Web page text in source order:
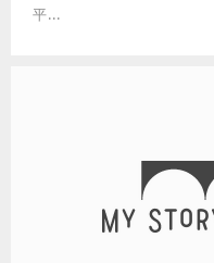
平...